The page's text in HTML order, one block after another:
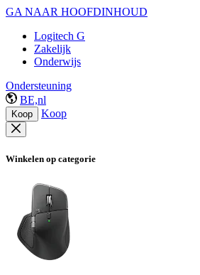
GA NAAR HOOFDINHOUD
Logitech G
Zakelijk
Onderwijs
Ondersteuning
BE,nl
Koop Koop
Winkelen op categorie